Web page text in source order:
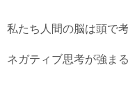
私たち人間の脳は頭で
ネガティブ思考が強ま